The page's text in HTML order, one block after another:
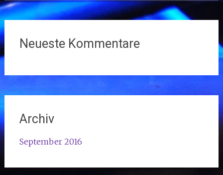
Neueste Kommentare
Archiv
September 2016